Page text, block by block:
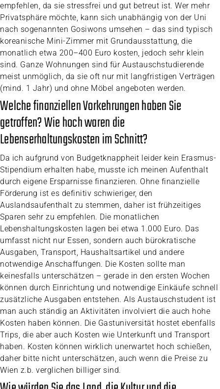
empfehlen, da sie stressfrei und gut betreut ist. Wer mehr
Privatsphäre möchte, kann sich unabhängig von der Uni
nach sogenannten Gosiwons umsehen – das sind typisch
koreanische Mini-Zimmer mit Grundausstattung, die
monatlich etwa 200–400 Euro kosten, jedoch sehr klein
sind. Ganze Wohnungen sind für Austauschstudierende
meist unmöglich, da sie oft nur mit langfristigen Verträgen
(mind. 1 Jahr) und ohne Möbel angeboten werden.
Welche finanziellen Vorkehrungen haben Sie
getroffen? Wie hoch waren die
Lebenserhaltungskosten im Schnitt?
Da ich aufgrund von Budgetknappheit leider kein Erasmus-
Stipendium erhalten habe, musste ich meinen Aufenthalt
durch eigene Ersparnisse finanzieren. Ohne finanzielle
Förderung ist es definitiv schwieriger, den
Auslandsaufenthalt zu stemmen, daher ist frühzeitiges
Sparen sehr zu empfehlen. Die monatlichen
Lebenshaltungskosten lagen bei etwa 1.000 Euro. Das
umfasst nicht nur Essen, sondern auch bürokratische
Ausgaben, Transport, Haushaltsartikel und andere
notwendige Anschaffungen. Die Kosten sollte man
keinesfalls unterschätzen – gerade in den ersten Wochen
können durch Einrichtung und notwendige Einkäufe schnell
zusätzliche Ausgaben entstehen. Als Austauschstudent ist
man auch ständig an Aktivitäten involviert die auch hohe
Kosten haben können. Die Gastuniversität hostet ebenfalls
Trips, die aber auch Kosten wie Unterkunft und Transport
haben. Kosten können wirklich unerwartet hoch schießen,
daher bitte nicht unterschätzen, auch wenn die Preise zu
Wien z.b. verglichen billiger sind.